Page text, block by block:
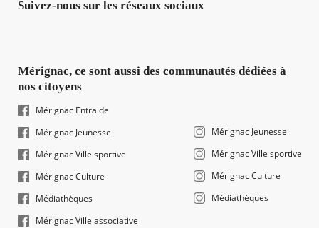
Suivez-nous sur les réseaux sociaux
Mérignac, ce sont aussi des communautés dédiées à
nos citoyens
Mérignac Entraide
Mérignac Jeunesse
Mérignac Ville sportive
Mérignac Culture
Médiathèques
Mérignac Ville associative
Mérignac Jeunesse
Mérignac Ville sportive
Mérignac Culture
Médiathèques